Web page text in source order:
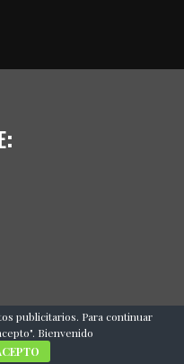
publicitarios. Para continuar
Bienvenido